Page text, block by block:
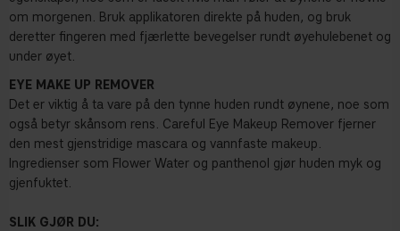
om morgenen. Bruk applikatoren direkte på huden, og bruk
deretter fingeren med fjærlette bevegelser rundt øyehulebenet og
under øyet.
EYE MAKE UP REMOVER
Det er viktig å ta vare på den tynne huden rundt øynene, noe som
også betyr skånsom rens. Careful Eye Makeup Remover fjerner
den mest gjenstridige mascara og vannfaste makeup.
Ingredienser som Flower Water og panthenol gjør huden myk og
gjenfuktet.
SLIK GJØR DU: